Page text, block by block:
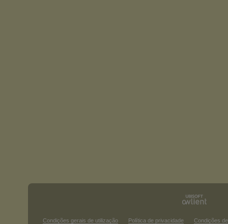
Condições gerais de utilização Política de privacidade Condições